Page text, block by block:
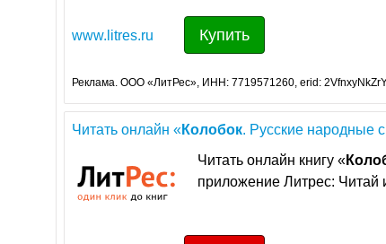
www.litres.ru Купить
Реклама. ООО «ЛитРес», ИНН: 7719571260, erid:
Читать онлайн «Колобок. Русские народные
Читать онлайн книгу «
приложение Литрес: Читай